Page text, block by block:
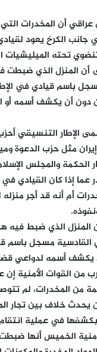
أن المخدرات
الكرخ يعود
تحته الميليشيات
باسم قيادي في
دون أن يكشف أسمه أو
الإطار التنسيقي
مثل حزب الدعوة
الحكمة والمجلس
إذا كان القيادي في
أم أنه قد أجر منزله
المنزل الذي ضبط فيه
القادسية مسجل باسم
يكشف أسمه لدواعي
من القوات الأمنية
من المخدرات، لم
يحدث خلاف بين تجار
في عملية
الخميس أنها